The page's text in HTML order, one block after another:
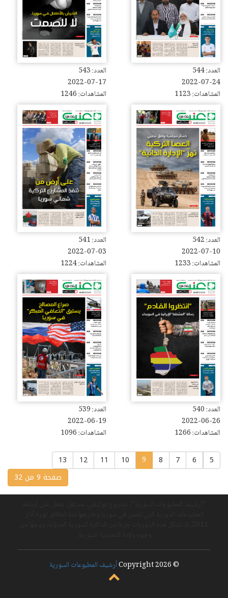
العدد: 544
2022-07-24
المشاهدات: 1123
العدد: 543
2022-07-17
المشاهدات: 1246
العدد: 542
2022-07-10
المشاهدات: 1233
العدد: 541
2022-07-03
المشاهدات: 1224
العدد: 540
2022-06-26
المشاهدات: 1266
العدد: 539
2022-06-19
المشاهدات: 1096
5
6
7
8
9
10
11
12
13
صفحة 9 من 32
© Copyright 2026 أرشيف المطبوعات السورية